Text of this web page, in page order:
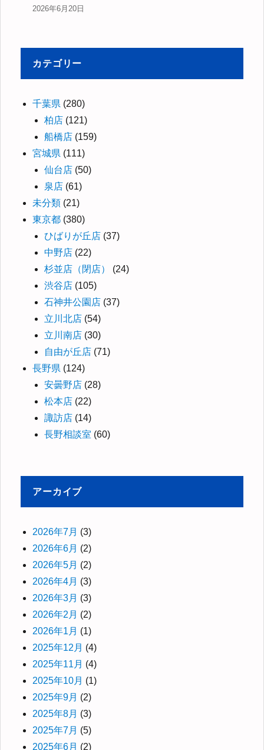
2026年6月20日
カテゴリー
千葉県 (280)
柏店 (121)
船橋店 (159)
宮城県 (111)
仙台店 (50)
泉店 (61)
未分類 (21)
東京都 (380)
ひばりが丘店 (37)
中野店 (22)
杉並店（閉店）
(24)
渋谷店 (105)
石神井公園店 (37)
立川北店 (54)
立川南店 (30)
自由が丘店 (71)
長野県 (124)
安曇野店 (28)
松本店 (22)
諏訪店 (14)
長野相談室 (60)
アーカイブ
2026年7月 (3)
2026年6月 (2)
2026年5月 (2)
2026年4月 (3)
2026年3月 (3)
2026年2月 (2)
2026年1月 (1)
2025年12月 (4)
2025年11月 (4)
2025年10月 (1)
2025年9月 (2)
2025年8月 (3)
2025年7月 (5)
2025年6月 (2)